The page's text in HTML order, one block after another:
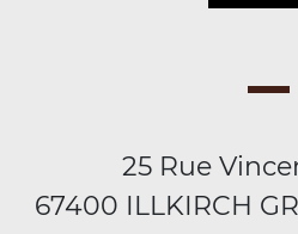
25 Rue
67400 ILLKIRCH